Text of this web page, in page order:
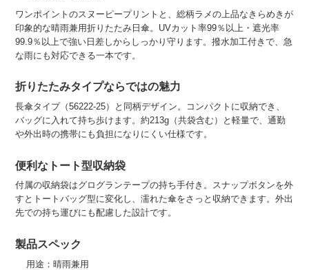
ワンポイントのスヌーピープリントと、総柄ラメの上品なきらめきが
印象的な晴雨兼用折りたたみ日傘。UVカット率99％以上・遮光率
99.9％以上で強い日差しからしっかり守ります。撥水加工付きで、急
な雨にも対応できる一本です。
折りたたみタイプならではの魅力
長傘タイプ（56222-25）と同柄デザイン。コンパクトに収納でき、
バッグに入れて持ち歩けます。約213g（共袋含む）と軽量で、通勤
や外出時の携帯にも負担になりにくい仕様です。
便利なトート型収納袋
付属の収納袋はグログランテープの持ち手付き。スナップボタンを外
すとトートバッグ型に変化し、濡れた傘をさっと収納できます。外出
先での持ち運びにも配慮した設計です。
製品スペック
用途：晴雨兼用